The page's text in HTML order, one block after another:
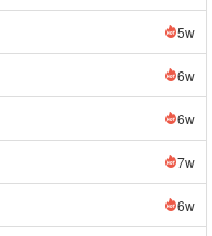
5w
6w
6w
7w
6w